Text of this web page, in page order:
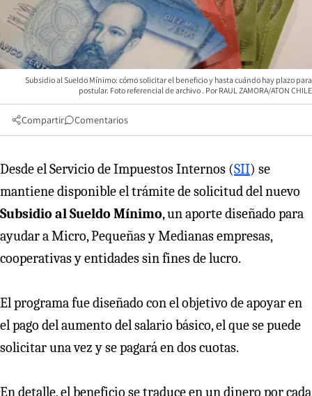
Subsidio al Sueldo Mínimo: cómo solicitar el beneficio y hasta cuándo hay plazo para
postular. Foto referencial de archivo
RAUL ZAMORA/ATON CHILE
Compartir Comentarios
Desde el Servicio de Impuestos Internos (SII) se
mantiene disponible el trámite de solicitud del nuevo
Subsidio al Sueldo Mínimo, un aporte diseñado para
ayudar a Micro, Pequeñas y Medianas empresas,
cooperativas y entidades sin fines de lucro.
El programa fue diseñado con el objetivo de apoyar en
el pago del aumento del salario básico, el que se puede
solicitar una vez y se pagará en dos cuotas.
En detalle, el beneficio se traduce en un dinero por cada